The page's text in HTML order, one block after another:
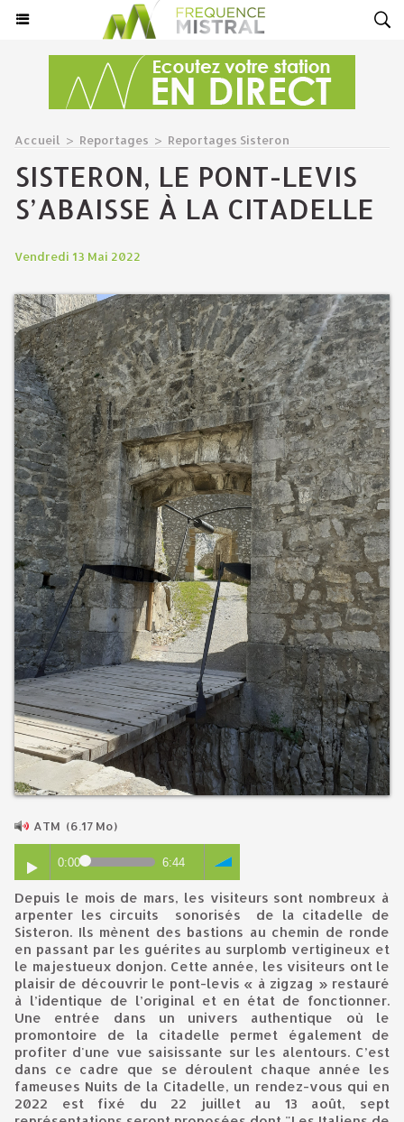
Accueil > Reportages > Reportages Sisteron
SISTERON, LE PONT-LEVIS
S’ABAISSE À LA CITADELLE
Vendredi 13 Mai 2022
ATM (6.17 Mo)
0:00 6:44
Depuis le mois de mars, les visiteurs sont nombreux à
arpenter les circuits sonorisés de la citadelle de
Sisteron. Ils mènent des bastions au chemin de ronde
en passant par les guérites au surplomb vertigineux et
le majestueux donjon. Cette année, les visiteurs ont le
plaisir de découvrir le pont-levis « à zigzag » restauré
à l’identique de l’original et en état de fonctionner.
Une entrée dans un univers authentique où le
promontoire de la citadelle permet également de
profiter d'une vue saisissante sur les alentours. C’est
dans ce cadre que se déroulent chaque année les
fameuses Nuits de la Citadelle, un rendez-vous qui en
2022 est fixé du 22 juillet au 13 août, sept